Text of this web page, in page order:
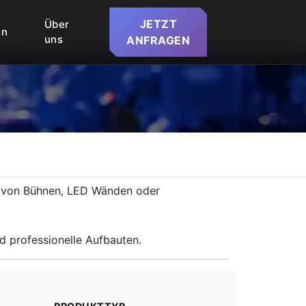
Über
uns
JETZT
ANFRAGEN
Bühnen, LED Wänden oder
professionelle Aufbauten.